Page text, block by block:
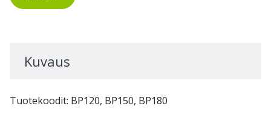
Kuvaus
Tuotekoodit: BP120, BP150, BP180